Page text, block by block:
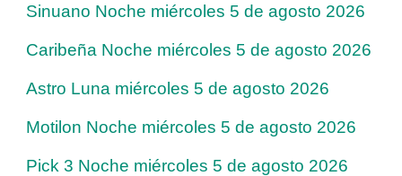
Sinuano Noche miércoles 5 de agosto 2026
Caribeña Noche miércoles 5 de agosto 2026
Astro Luna miércoles 5 de agosto 2026
Motilon Noche miércoles 5 de agosto 2026
Pick 3 Noche miércoles 5 de agosto 2026